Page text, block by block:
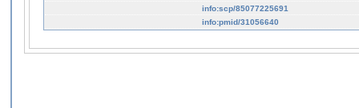
info:scp/85077225691
info:pmid/31056640